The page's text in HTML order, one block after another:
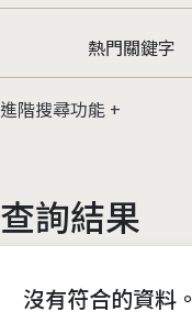
熱門關鍵字
進階搜尋功能
查詢結果
沒有符合的資料。